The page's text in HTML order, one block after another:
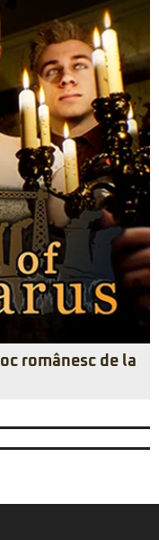
românesc de la